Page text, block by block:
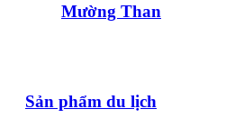
Mường Than
Sản phẩm du lịch